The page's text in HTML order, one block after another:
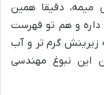
دقیقا همین
800 سال قدمت داره و هم تو فهرست
زیرینش گرم تر و آب
این نبوغ مهندسی